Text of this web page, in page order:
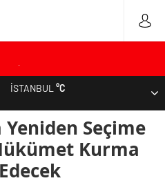
“Euro” oldu
eğitime ara verildi
Çalışan Sayısı Artıyor
İSTANBUL°C
Seçime
Kurma